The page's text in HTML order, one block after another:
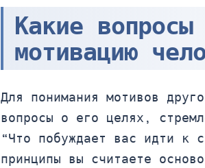
Какие
мотивацию
Для понимания мотивов
вопросы о его целях,
“Что побуждает вас идти к
принципы вы считаете